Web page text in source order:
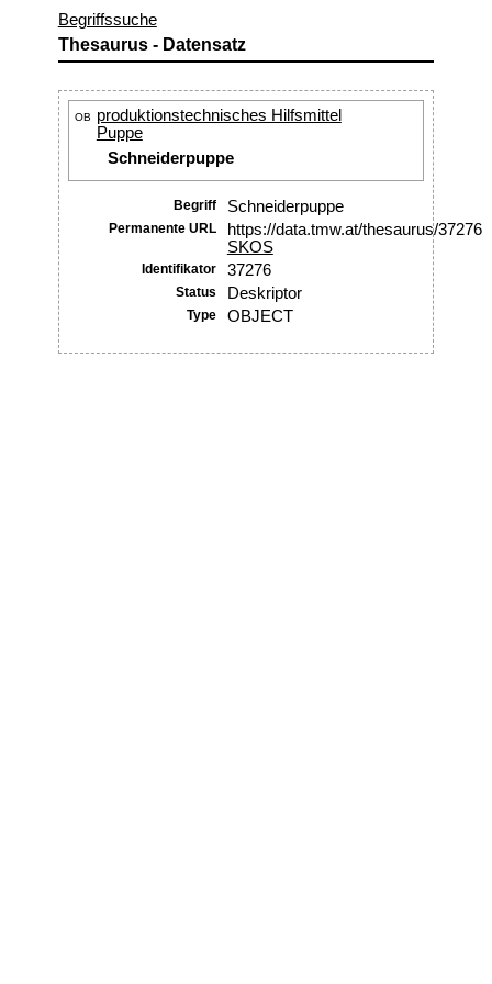
Begriffssuche
Thesaurus - Datensatz
OB
produktionstechnisches Hilfsmittel
Puppe
Schneiderpuppe
Begriff Schneiderpuppe
Permanente URL
https://data.tmw.at/thesaurus/37276
SKOS
Identifikator 37276
Status Deskriptor
Type OBJECT